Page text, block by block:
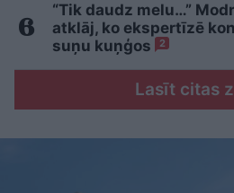
“Tik daudz melu…”
atklāj, ko ekspertīzē
suņu kuņģos
2
Lasīt citas